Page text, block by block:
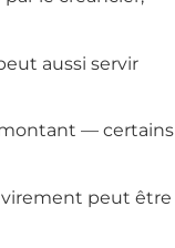
aussi servir
montant — certains
virement peut être